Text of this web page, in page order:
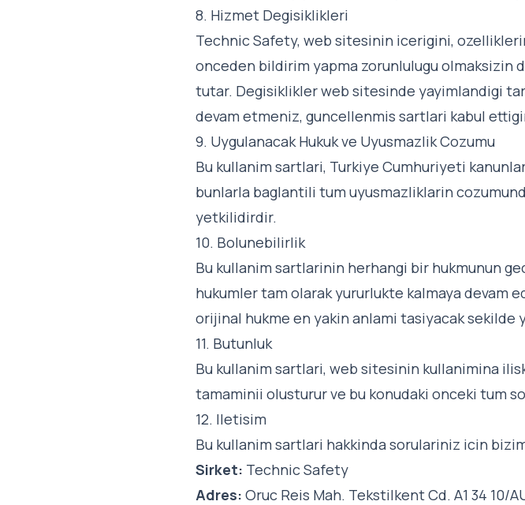
8. Hizmet Degisiklikleri
Technic Safety, web sitesinin icerigini,
onceden bildirim yapma zorunlulugu olmaksizin
tutar. Degisiklikler web sitesinde yayimlandigi
devam etmeniz, guncellenmis sartlari kabul
9. Uygulanacak Hukuk ve Uyusmazlik Cozumu
Bu kullanim sartlari, Turkiye Cumhuriyeti
bunlarla baglantili tum uyusmazliklarin
yetkilidirdir.
10. Bolunebilirlik
Bu kullanim sartlarinin herhangi bir hukmunun
hukumler tam olarak yururlukte kalmaya devam
orijinal hukme en yakin anlami tasiyacak sekilde
11. Butunluk
Bu kullanim sartlari, web sitesinin kullanimina
tamaminii olusturur ve bu konudaki onceki tum
12. Iletisim
Bu kullanim sartlari hakkinda sorulariniz icin
Sirket: Technic Safety
Adres: Oruc Reis Mah. Tekstilkent Cd. A1 34 10/